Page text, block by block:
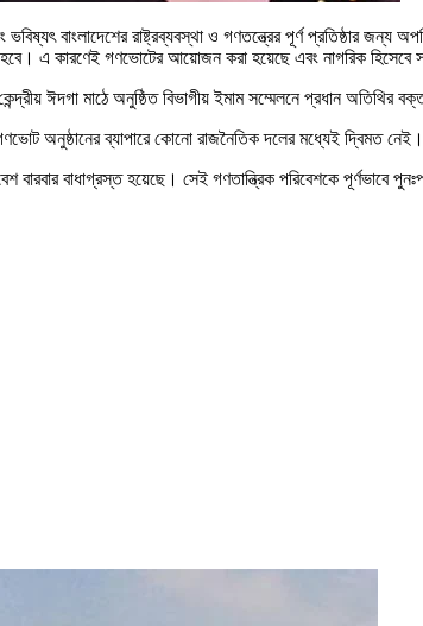
রাষ্ট্রব্যবস্থা ও গণতন্ত্রের পূর্ণ প্রতিষ্ঠার জন্য
এ কারণেই গণভোটের আয়োজন করা হয়েছে এবং নাগরিক হিসেবে
ঈদগা মাঠে অনুষ্ঠিত বিভাগীয় ইমাম সম্মেলনে প্রধান অতিথির
অনুষ্ঠানের ব্যাপারে কোনো রাজনৈতিক দলের মধ্যেই দ্বিমত
বাধাগ্রস্ত হয়েছে। সেই গণতান্ত্রিক পরিবেশকে পূর্ণভাবে